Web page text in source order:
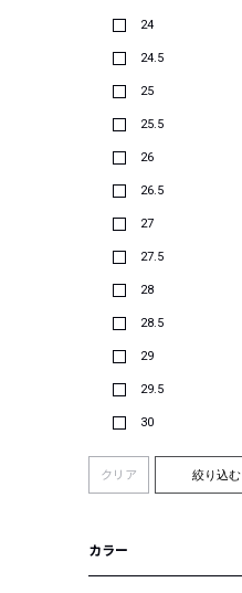
24
24.5
25
25.5
26
26.5
27
27.5
28
28.5
29
29.5
30
クリア 絞り込む
カラー